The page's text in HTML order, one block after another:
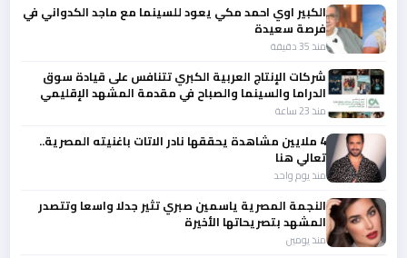
الكبير اوي احمد مكي يعود للسينما مع ماجد الكدواني في
فرصة سعيدة
منذ 35 دقيقة
شركات الإنتاج العربية الكبري تتنافس على قيادة سوق
الدراما والسينما والصباح في مقدمة المشهد الإقليمي
منذ 23 ساعة
4 ملايين مشاهدة يحققها نادر الاتات باغنيته المصرية..
تعالي هنا
منذ يوم واحد
النجمة المصرية ياسمين صبري تثير جدلا واسعا وتتصدر
المشهد بتصريحاتها الأخيرة
منذ يومين